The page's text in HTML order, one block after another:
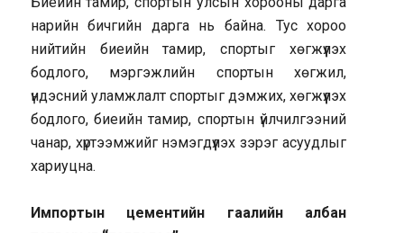
нарийн бичгийн дарга нь байна. Тус хороо
нийтийн биеийн тамир, спортыг хөгжүүлэх
бодлого, мэргэжлийн спортын хөгжил,
үндэсний уламжлалт спортыг дэмжих, хөгжүүлэх
бодлого, биеийн тамир, спортын үйлчилгээний
чанар, хүртээмжийг нэмэгдүүлэх зэрэг асуудлыг
хариуцна.
Импортын цементийн гаалийн албан